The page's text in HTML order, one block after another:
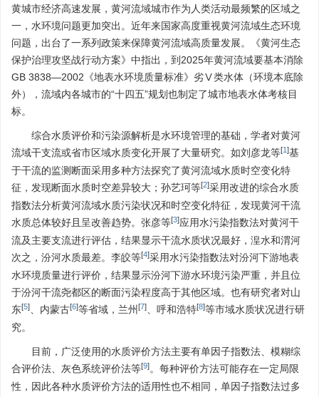
黄城市经济高速发展，黄河流域城市作为人类活动最频繁的区域之
一，水环境问题更加突出。近年来国家高度重视黄河流域生态环境
问题，出台了一系列政策来保障黄河流域高质量发展。《黄河生态
保护治理攻坚战行动方案》中指出，到2025年黄河流域要基本消除
GB 3838—2002《地表水环境质量标准》劣Ⅴ类水体（环境本底除
外），流域内各城市的“十四五”规划也制定了城市地表水体考核目
标。
综合水质评价和污染源解析是水环境管理的基础，学者对黄河
流域干支流或省市区域水质变化开展了大量研究。如刘彦龙等[1]基
于干流的监测断面采用多种方法探究了黄河流域水质时空变化特
征，发现断面水质时空差异较大；孙艺珂等[2]采用改进的综合水质
指数法分析黄河流域水质污染状况和时空变化特征，发现黄河干流
水质总体较好且呈改善趋势。张彦等[3]应用水污染指数法对黄河干
流及主要支流进行评估，结果显示干流水质状况最好，湟水和渭河
次之，汾河水质最差。李皎等[4]采用水污染指数法对汾河下游地表
水环境质量进行评价，结果显示汾河下游水环境污染严重，并且位
于汾河干流尧都区的断面污染程度高于其他区域。也有研究者对山
东[5] 、内蒙古[6]等省域，兰州 [7] 、呼和浩特[8]等市域水质状况进行研
究。
目前，广泛使用的水质评价方法主要有单因子指数法、模糊综
合评价法、灰色系统评价法等[9]。每种评价方法可能存在一定局限
性，因此各种水质评价方法的适用性也不相同，单因子指数法过多